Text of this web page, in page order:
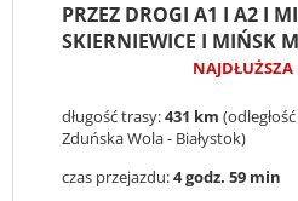
PRZEZ DROGI A1 I A2 I
SKIERNIEWICE I MIŃSK
NAJDŁUŻSZA
długość trasy:431 km
Zduńska Wola - Białystok)
czas przejazdu:4 godz. 59 min